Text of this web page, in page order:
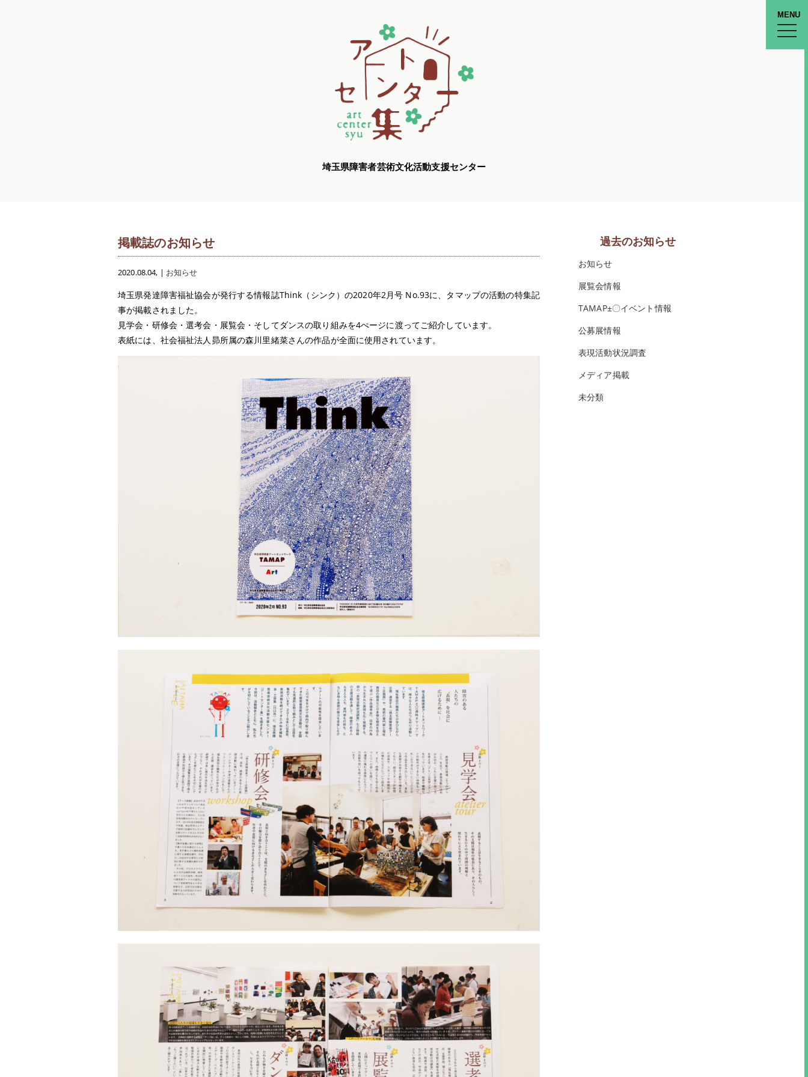
埼玉県障害者芸術文化活動支援センター
MENU
toggle
掲載誌のお知らせ
2020.08.04, | お知らせ
埼玉県発達障害福祉協会が発行する情報誌Think（シンク）の2020年2月号 No.93に、タマップの活動の特集記
事が掲載されました。
見学会・研修会・選考会・展覧会・そしてダンスの取り組みを4ぺージに渡ってご紹介しています。
表紙には、社会福祉法人昴所属の森川里緒菜さんの作品が全面に使用されています。
過去のお知らせ
お知らせ
展覧会情報
TAMAP±〇イベント情報
公募展情報
表現活動状況調査
メディア掲載
未分類